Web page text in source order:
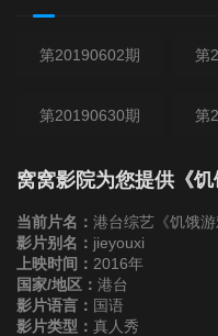
第20190602期 第
第20190630期 第
第20190721期 第
第20190804期
第20190825期
窝窝影院为您提供《
当前片名： 港台综艺《饥饿
影片别名： jieyouxi
上映时间： 2016年
国家/地区： 港台
影片语言： 国语
影片类型： 真人秀